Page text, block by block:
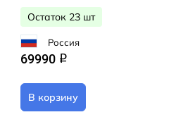
Остаток 23 шт
Россия
69990 q
В корзину